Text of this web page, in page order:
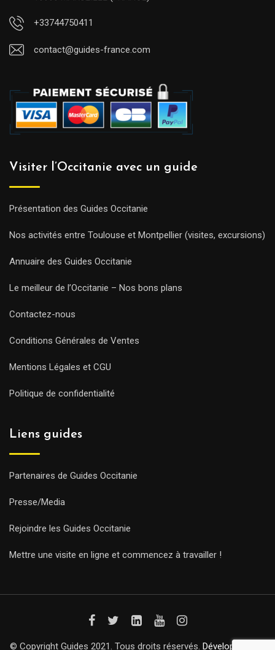
+33744750411
contact@guides-france.com
Visiter l’Occitanie avec un guide
Présentation des Guides Occitanie
Nos activités entre Toulouse et Montpellier (visites, excursions)
Annuaire des Guides Occitanie
Le meilleur de l’Occitanie – Nos bons plans
Contactez-nous
Conditions Générales de Ventes
Mentions Légales et CGU
Politique de confidentialité
Liens guides
Partenaires de Guides Occitanie
Presse/Media
Rejoindre les Guides Occitanie
Mettre une visite en ligne et commencez à travailler !
© Copyright Guides 2021. Tous droits réservés. Développement